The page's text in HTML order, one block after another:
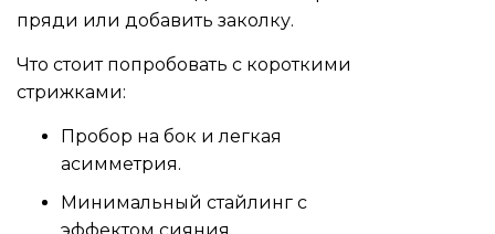
пряди или добавить заколку.
Что стоит попробовать с короткими
стрижками:
Пробор на бок и легкая
асимметрия.
Минимальный стайлинг с